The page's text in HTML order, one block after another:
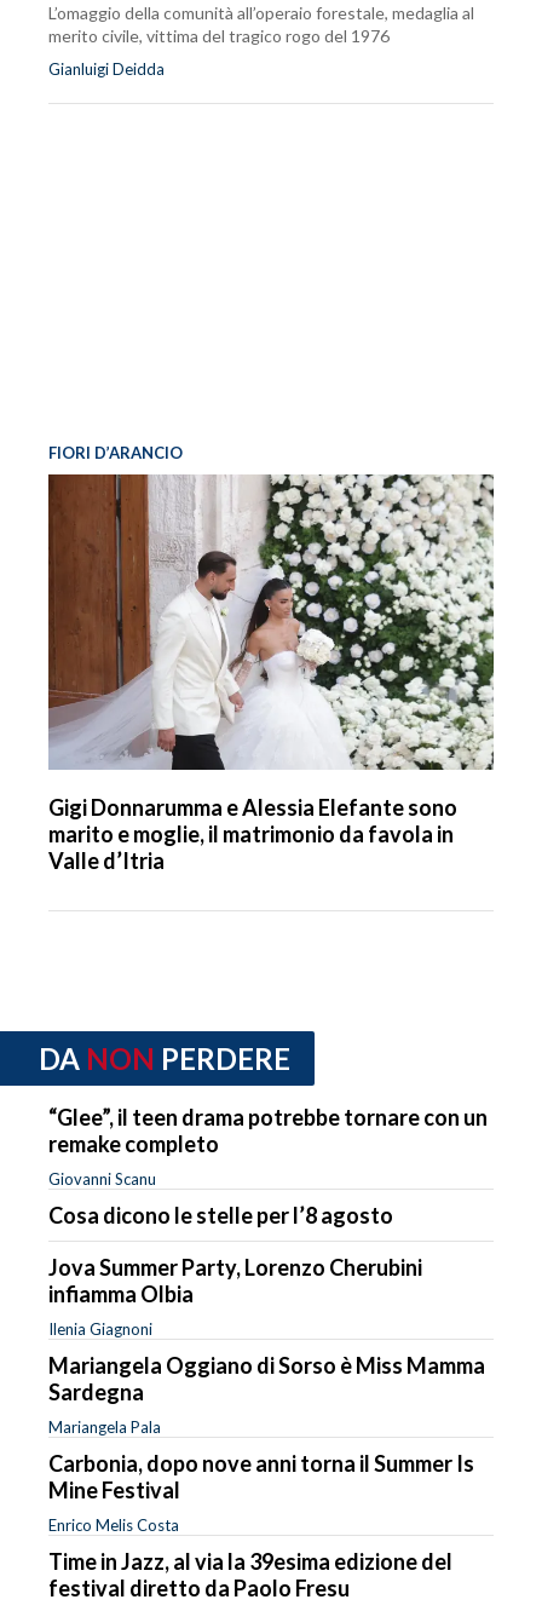
L’omaggio della comunità all’operaio forestale, medaglia al
merito civile, vittima del tragico rogo del 1976
Gianluigi Deidda
FIORI D’ARANCIO
Gigi Donnarumma e Alessia Elefante sono
marito e moglie, il matrimonio da favola in
Valle d’Itria
DA NON PERDERE
“Glee”, il teen drama potrebbe tornare con un
remake completo
Giovanni Scanu
Cosa dicono le stelle per l’8 agosto
Jova Summer Party, Lorenzo Cherubini
infiamma Olbia
Ilenia Giagnoni
Mariangela Oggiano di Sorso è Miss Mamma
Sardegna
Mariangela Pala
Carbonia, dopo nove anni torna il Summer Is
Mine Festival
Enrico Melis Costa
Time in Jazz, al via la 39esima edizione del
festival diretto da Paolo Fresu